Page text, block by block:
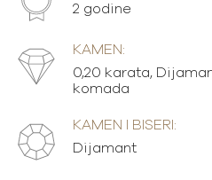
2 godine
KAMEN:
0,20 karata,
komada
KAMEN I BISERI:
Dijamant